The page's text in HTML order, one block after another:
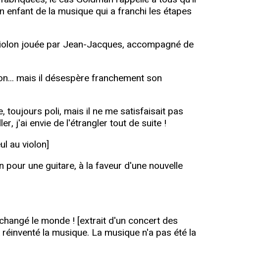
de la musique qui a franchi les étapes
jouée par Jean-Jacques, accompagné de
mais il désespère franchement son
toujours poli, mais il ne me satisfaisait pas
j'ai envie de l'étrangler tout de suite !
au violon]
une guitare, à la faveur d'une nouvelle
le monde ! [extrait d'un concert des
la musique. La musique n'a pas été la